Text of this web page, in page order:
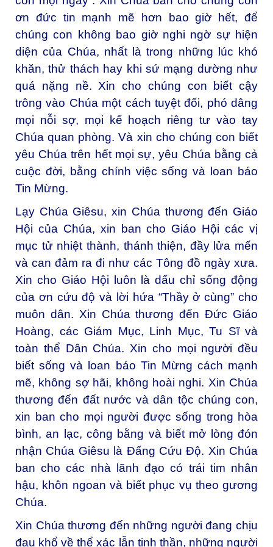
ơn đức tin mạnh mẽ hơn bao giờ hết, để
chúng con không bao giờ nghi ngờ sự hiện
diện của Chúa, nhất là trong những lúc khó
khăn, thử thách hay khi sứ mạng dường như
quá nặng nề. Xin cho chúng con biết cậy
trông vào Chúa một cách tuyệt đối, phó dâng
mọi nỗi sợ, mọi kế hoạch riêng tư vào tay
Chúa quan phòng. Và xin cho chúng con biết
yêu Chúa trên hết mọi sự, yêu Chúa bằng cả
cuộc đời, bằng chính việc sống và loan báo
Tin Mừng.
Lạy Chúa Giêsu, xin Chúa thương đến Giáo
Hội của Chúa, xin ban cho Giáo Hội các vị
mục tử nhiệt thành, thánh thiện, đầy lửa mến
và can đảm ra đi như các Tông đồ ngày xưa.
Xin cho Giáo Hội luôn là dấu chỉ sống động
của ơn cứu độ và lời hứa “Thầy ở cùng” cho
muôn dân. Xin Chúa thương đến Đức Giáo
Hoàng, các Giám Mục, Linh Mục, Tu Sĩ và
toàn thể Dân Chúa. Xin cho mọi người đều
biết sống và loan báo Tin Mừng cách mạnh
mẽ, không sợ hãi, không hoài nghi. Xin Chúa
thương đến đất nước và dân tộc chúng con,
xin ban cho mọi người được sống trong hòa
bình, an lạc, công bằng và biết mở lòng đón
nhận Chúa Giêsu là Đấng Cứu Độ. Xin Chúa
ban cho các nhà lãnh đạo có trái tim nhân
hậu, khôn ngoan và biết phục vụ theo gương
Chúa.
Xin Chúa thương đến những người đang chịu
đau khổ về thể xác lẫn tinh thần, những người